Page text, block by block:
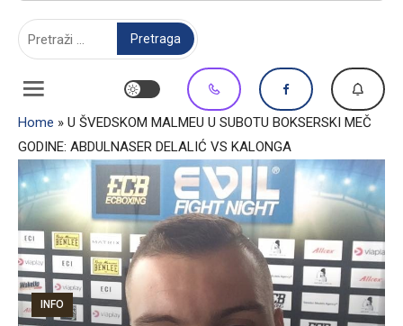
Home » U ŠVEDSKOM MALMEU U SUBOTU BOKSERSKI MEČ
GODINE: ABDULNASER DELALIĆ VS KALONGA
INFO